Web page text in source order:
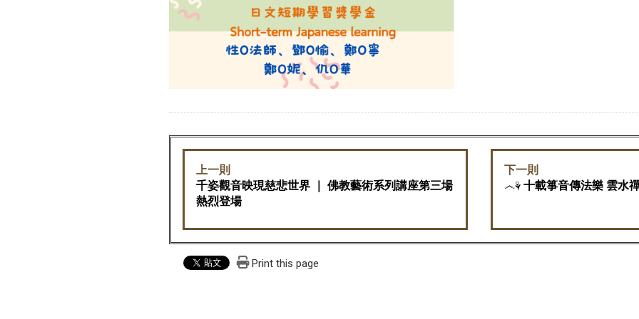
上一則
千姿觀音映現慈悲世界
佛教藝術系列講座第三場
熱烈登場
下一則
෴⚘十載箏音傳法樂 雲水
Print this page